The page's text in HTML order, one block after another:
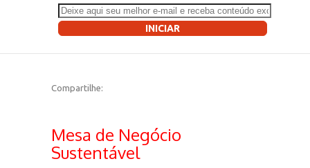
INICIAR
Compartilhe:
Mesa de Negócio
Sustentável